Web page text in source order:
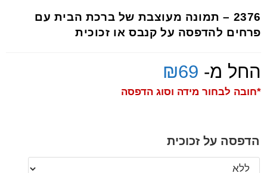
2376 – תמונה מעוצבת של ברכת הבית עם
פרחים להדפסה על קנבס או זכוכית
החל מ- ₪69
*חובה לבחור מידה וסוג הדפסה
הדפסה על זכוכית